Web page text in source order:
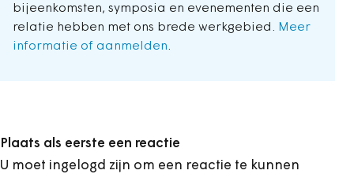
bijeenkomsten, symposia en evenementen die een
relatie hebben met ons brede werkgebied. Meer
informatie of aanmelden.
Plaats als eerste een reactie
U moet ingelogd zijn om een reactie te kunnen